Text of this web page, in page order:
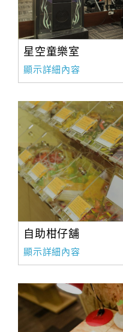
星空童樂室
顯示詳細內容
自助柑仔舖
顯示詳細內容